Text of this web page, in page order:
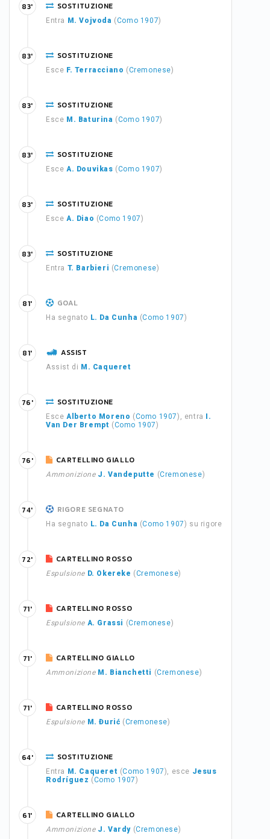
SOSTITUZIONE
Entra M. Vojvoda (Como 1907)
83'
SOSTITUZIONE
Esce F. Terracciano (Cremonese)
83'
SOSTITUZIONE
Esce M. Baturina (Como 1907)
83'
SOSTITUZIONE
Esce A. Douvikas (Como 1907)
83'
SOSTITUZIONE
Esce A. Diao (Como 1907)
83'
SOSTITUZIONE
Entra T. Barbieri (Cremonese)
83'
GOAL
Ha segnato L. Da Cunha (Como 1907)
81'
ASSIST
Assist di M. Caqueret
81'
SOSTITUZIONE
Esce Alberto Moreno (Como 1907), entra
I.
Van Der Brempt (Como 1907)
76'
CARTELLINO GIALLO
Ammonizione J. Vandeputte (Cremonese)
76'
RIGORE SEGNATO
Ha segnato L. Da Cunha (Como 1907) su rigore
74'
CARTELLINO ROSSO
Espulsione D. Okereke (Cremonese)
72'
CARTELLINO ROSSO
Espulsione A. Grassi (Cremonese)
71'
CARTELLINO GIALLO
Ammonizione M. Bianchetti (Cremonese)
71'
CARTELLINO ROSSO
Espulsione M. Đurić (Cremonese)
71'
SOSTITUZIONE
Entra M. Caqueret (Como 1907), esce Jesus
Rodríguez (Como 1907)
64'
CARTELLINO GIALLO
Ammonizione J. Vardy (Cremonese)
61'